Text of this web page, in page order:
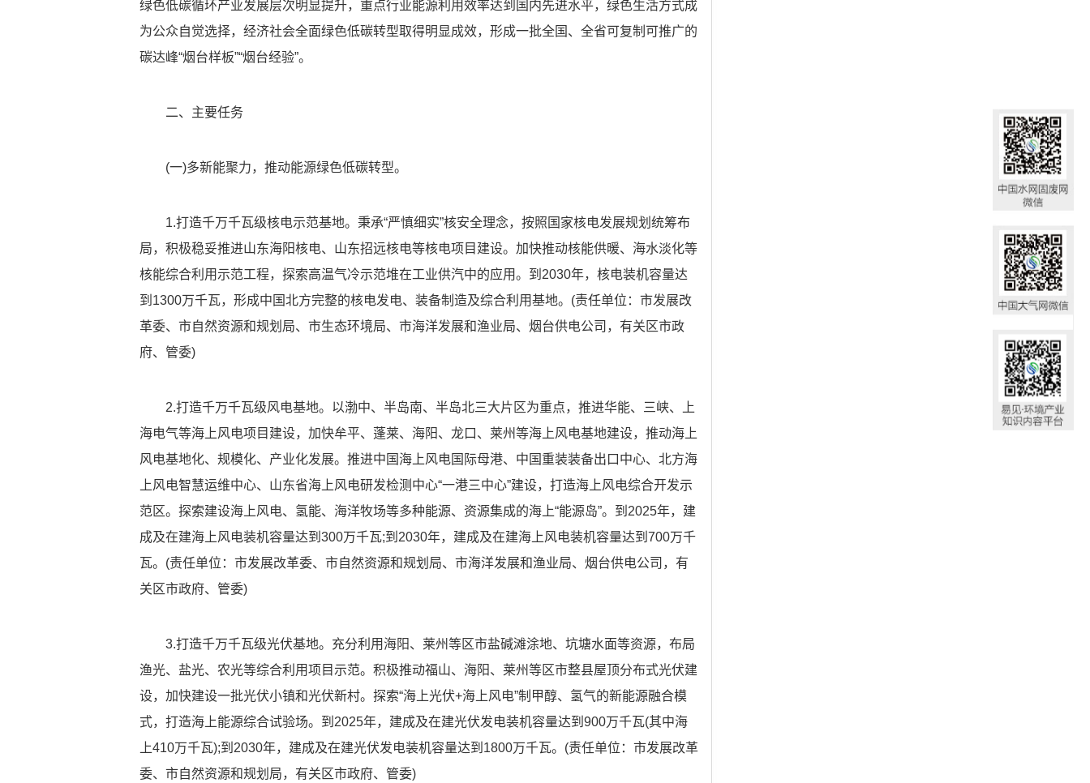
绿色低碳循环产业发展层次明显提升，重点行业能源利用效率达到国内先进水平，绿色生活方式成
为公众自觉选择，经济社会全面绿色低碳转型取得明显成效，形成一批全国、全省可复制可推广的
碳达峰“烟台样板”“烟台经验”。
二、主要任务
(一)多新能聚力，推动能源绿色低碳转型。
1.打造千万千瓦级核电示范基地。秉承“严慎细实”核安全理念，按照国家核电发展规划统筹布
局，积极稳妥推进山东海阳核电、山东招远核电等核电项目建设。加快推动核能供暖、海水淡化等
核能综合利用示范工程，探索高温气冷示范堆在工业供汽中的应用。到2030年，核电装机容量达
到1300万千瓦，形成中国北方完整的核电发电、装备制造及综合利用基地。(责任单位：市发展改
革委、市自然资源和规划局、市生态环境局、市海洋发展和渔业局、烟台供电公司，有关区市政
府、管委)
2.打造千万千瓦级风电基地。以渤中、半岛南、半岛北三大片区为重点，推进华能、三峡、上
海电气等海上风电项目建设，加快牟平、蓬莱、海阳、龙口、莱州等海上风电基地建设，推动海上
风电基地化、规模化、产业化发展。推进中国海上风电国际母港、中国重装装备出口中心、北方海
上风电智慧运维中心、山东省海上风电研发检测中心“一港三中心”建设，打造海上风电综合开发示
范区。探索建设海上风电、氢能、海洋牧场等多种能源、资源集成的海上“能源岛”。到2025年，建
成及在建海上风电装机容量达到300万千瓦;到2030年，建成及在建海上风电装机容量达到700万千
瓦。(责任单位：市发展改革委、市自然资源和规划局、市海洋发展和渔业局、烟台供电公司，有
关区市政府、管委)
3.打造千万千瓦级光伏基地。充分利用海阳、莱州等区市盐碱滩涂地、坑塘水面等资源，布局
渔光、盐光、农光等综合利用项目示范。积极推动福山、海阳、莱州等区市整县屋顶分布式光伏建
设，加快建设一批光伏小镇和光伏新村。探索“海上光伏+海上风电”制甲醇、氢气的新能源融合模
式，打造海上能源综合试验场。到2025年，建成及在建光伏发电装机容量达到900万千瓦(其中海
上410万千瓦);到2030年，建成及在建光伏发电装机容量达到1800万千瓦。(责任单位：市发展改革
委、市自然资源和规划局，有关区市政府、管委)